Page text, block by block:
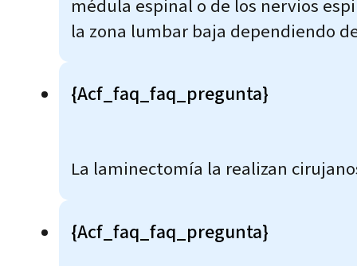
médula espinal o de los nervios
la zona lumbar baja dependiendo
{acf_faq_faq_pregunta}
La laminectomía la realizan
{acf_faq_faq_pregunta}